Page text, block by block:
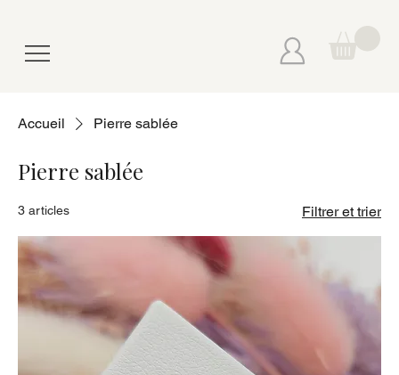
Accueil Pierre sablée
Pierre sablée
3 articles Filtrer et trier